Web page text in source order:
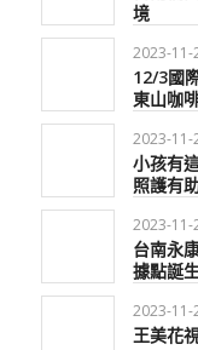
境
2023-11-
12/3國
東山咖
2023-11-
小孩有
照護有
2023-11-
台南永
據點誕
2023-11-
王美花